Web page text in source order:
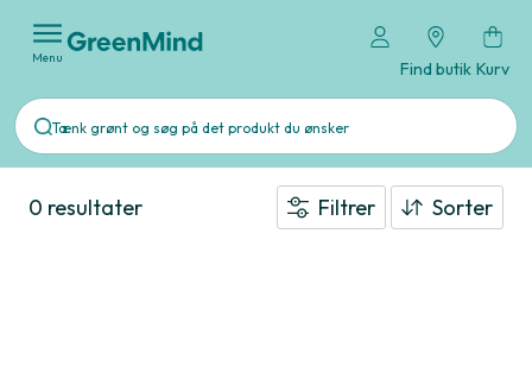
Menu
Find butik Kurv
0 resultater Filtrer Sorter